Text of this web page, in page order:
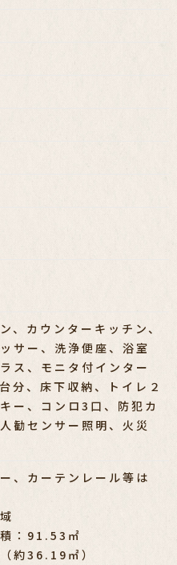
、カウンターキッチン、
サー、洗浄便座、浴室
ス、モニタ付インター
分、床下収納、トイレ２
ー、コンロ3口、防犯カ
勧センサー照明、火災
、カーテンレール等は
：91.53㎡
約36.19㎡）